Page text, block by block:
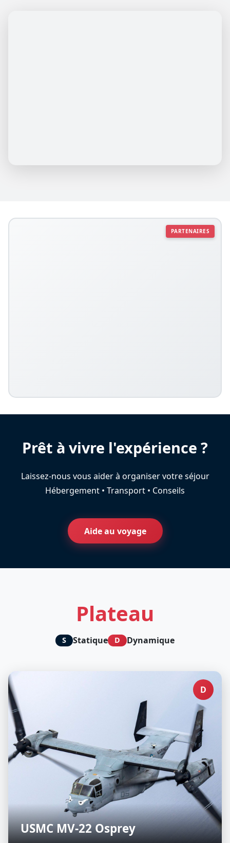
PARTENAIRES
Prêt à vivre l'expérience ?
Laissez-nous vous aider à organiser votre séjour
Hébergement • Transport • Conseils
Aide au voyage
Plateau
S Statique D Dynamique
D
USMC MV-22 Osprey